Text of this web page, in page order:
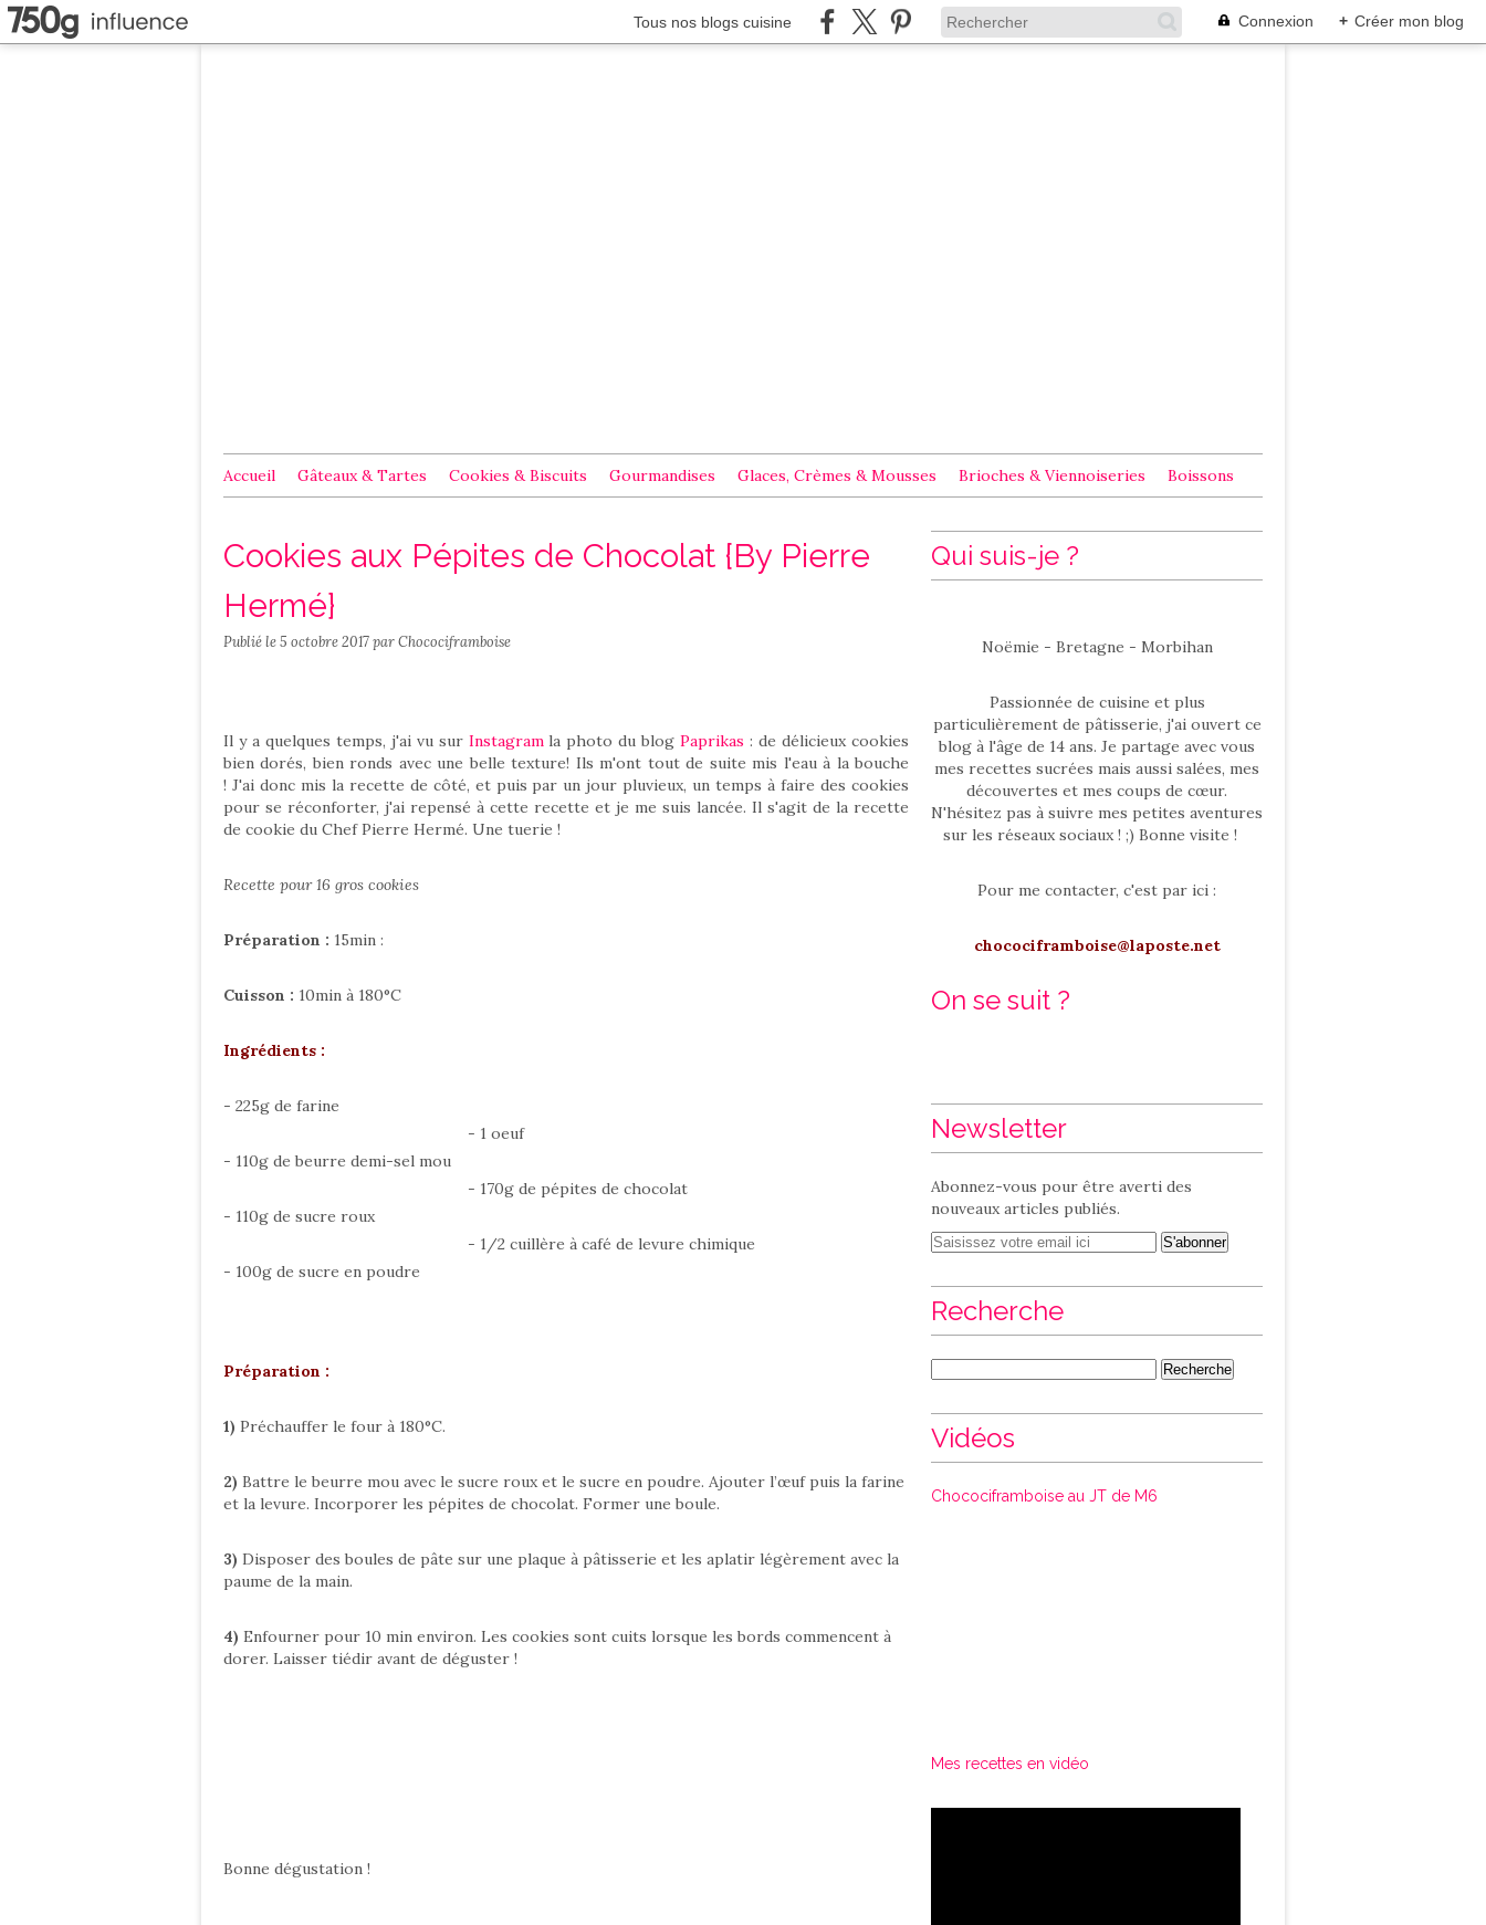
Tous nos blogs cuisine Connexion + Créer mon blog
Accueil Gâteaux & Tartes Cookies & Biscuits Gourmandises Glaces, Crèmes & Mousses Brioches & Viennoiseries Boissons
Cookies aux Pépites de Chocolat {By Pierre
Hermé}
Publié le5 octobre 2017par Chocociframboise
Il y a quelques temps, j'ai vu sur Instagramla photo du blogPaprikas : de délicieux cookies
bien dorés, bien ronds avec une belle texture! Ils m'ont tout de suite mis l'eau à la bouche
! J'ai donc mis la recette de côté, et puis par un jour pluvieux, un temps à faire des cookies
pour se réconforter, j'ai repensé à cette recette et je me suis lancée. Il s'agit de la recette
de cookie du Chef Pierre Hermé. Une tuerie !
Recette pour 16 gros cookies
Préparation : 15min :
Cuisson : 10min à 180°C
Ingrédients :
- 225g de farine
- 110g de beurre demi-sel mou
- 110g de sucre roux
- 100g de sucre en poudre
- 1 oeuf
- 170g de pépites de chocolat
- 1/2 cuillère à café de levure chimique
Préparation :
1) Préchauffer le four à 180°C.
2) Battre le beurre mou avec le sucre roux et le sucre en poudre. Ajouter l’œuf puis la farine
et la levure. Incorporer les pépites de chocolat. Former une boule.
3) Disposer des boules de pâte sur une plaque à pâtisserie et les aplatir légèrement avec la
paume de la main.
4) Enfourner pour 10 min environ. Les cookies sont cuits lorsque les bords commencent à
dorer. Laisser tiédir avant de déguster !
Bonne dégustation !
Qui suis-je ?
Noëmie - Bretagne - Morbihan
Passionnée de cuisine et plus
particulièrement de pâtisserie, j'ai ouvert ce
blog à l'âge de 14 ans. Je partage avec vous
mes recettes sucrées mais aussi salées, mes
découvertes et mes coups de cœur.
N'hésitez pas à suivre mes petites aventures
sur les réseaux sociaux ! ;) Bonne visite !
Pour me contacter, c'est par ici :
chocociframboise@laposte.net
On se suit ?
Newsletter
Abonnez-vous pour être averti des
nouveaux articles publiés.
Recherche
Vidéos
Chocociframboise au JT de M6
Mes recettes en vidéo